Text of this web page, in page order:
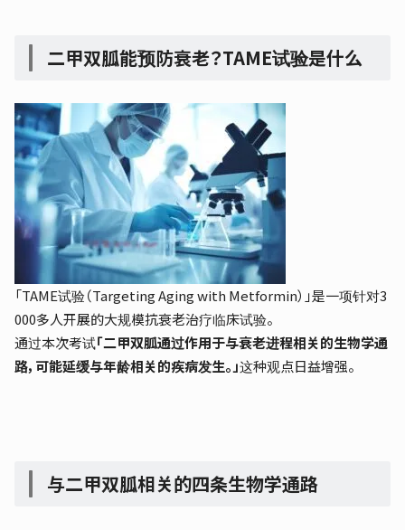
二甲双胍能预防衰老？TAME试验是什么
「TAME试验（Targeting Aging with Metformin）」是一项针对3
000多人开展的大规模抗衰老治疗临床试验。
通过本次考试「二甲双胍通过作用于与衰老进程相关的生物学通
路，可能延缓与年龄相关的疾病发生。」这种观点日益增强。
与二甲双胍相关的四条生物学通路